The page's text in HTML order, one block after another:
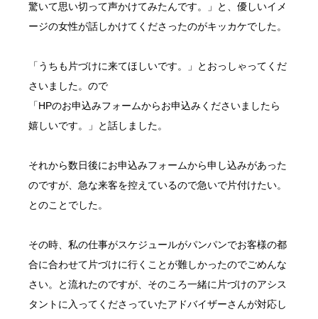
驚いて思い切って声かけてみたんです。」と、優しいイメ
ージの女性が話しかけてくださったのがキッカケでした。
「うちも片づけに来てほしいです。」とおっしゃってくだ
さいました。ので
「HPのお申込みフォームからお申込みくださいましたら
嬉しいです。」と話しました。
それから数日後にお申込みフォームから申し込みがあった
のですが、急な来客を控えているので急いで片付けたい。
とのことでした。
その時、私の仕事がスケジュールがパンパンでお客様の都
合に合わせて片づけに行くことが難しかったのでごめんな
さい。と流れたのですが、そのころ一緒に片づけのアシス
タントに入ってくださっていたアドバイザーさんが対応し